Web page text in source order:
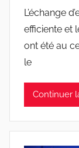
L’échange
efficiente et
ont été au
le
Continuer